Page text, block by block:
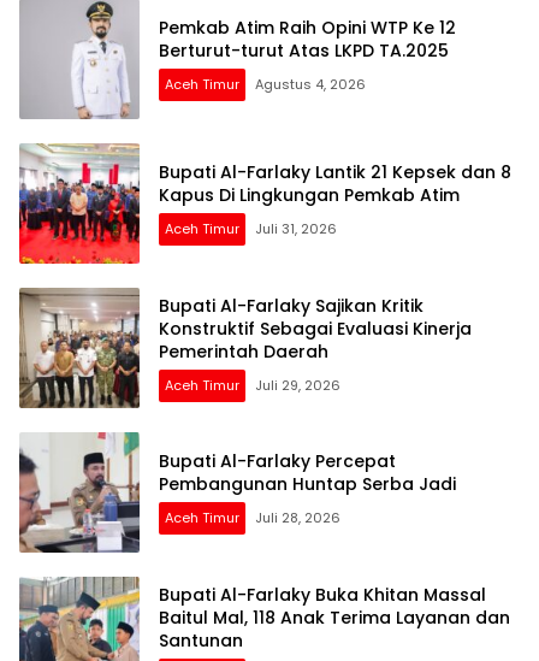
Pemkab Atim Raih Opini WTP Ke 12
Berturut-turut Atas LKPD TA.2025
Aceh Timur Agustus 4, 2026
Bupati Al-Farlaky Lantik 21 Kepsek dan 8
Kapus Di Lingkungan Pemkab Atim
Aceh Timur Juli 31, 2026
Bupati Al-Farlaky Sajikan Kritik
Konstruktif Sebagai Evaluasi Kinerja
Pemerintah Daerah
Aceh Timur Juli 29, 2026
Bupati Al-Farlaky Percepat
Pembangunan Huntap Serba Jadi
Aceh Timur Juli 28, 2026
Bupati Al-Farlaky Buka Khitan Massal
Baitul Mal, 118 Anak Terima Layanan dan
Santunan